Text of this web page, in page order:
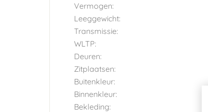
Vermogen:
Leeggewicht:
Transmissie:
WLTP:
Deuren:
Zitplaatsen:
Buitenkleur:
Binnenkleur:
Bekleding: